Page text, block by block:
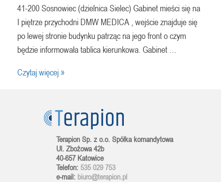
41-200 Sosnowiec (dzielnica Sielec) Gabinet mieści się na
I piętrze przychodni DMW MEDICA , wejście znajduje się
po lewej stronie budynku patrząc na jego front o czym
będzie informowała tablica kierunkowa. Gabinet …
Czytaj więcej »
Terapion Sp. z o.o. Spółka komandytowa
Ul. Zbożowa 42b
40-657 Katowice
Telefon: 535 029 753
e-mail: biuro@terapion.pl